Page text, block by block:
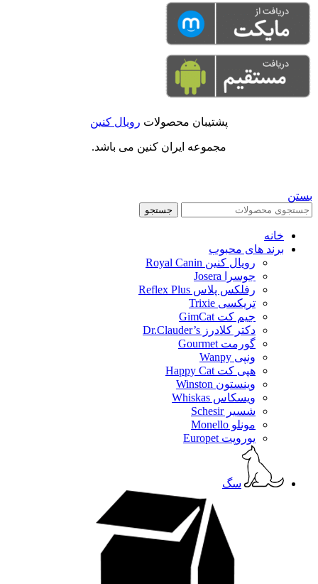
پشتیبان محصولات رویال کنین
مجموعه ایران کنین می باشد.
بستن
جستجو
خانه
برند های محبوب
رویال کنین Royal Canin
جوسرا Josera
رفلکس پلاس Reflex Plus
تریکسی Trixie
جیم کت GimCat
دکتر کلادرز Dr.Clauder’s
گورمت Gourmet
ونپی Wanpy
هپی کت Happy Cat
وینستون Winston
ویسکاس Whiskas
شسیر Schesir
مونلو Monello
یوروپت Europet
سگ